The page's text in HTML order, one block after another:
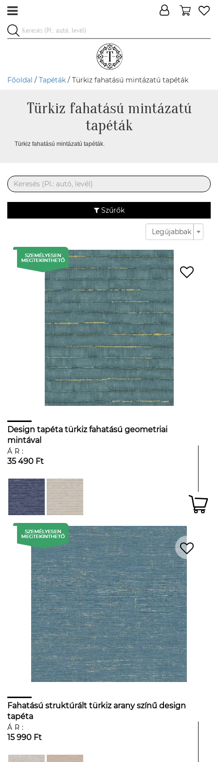
Főoldal / Tapéták / Türkiz fahatású mintázatú tapéták
Türkiz fahatású mintázatú
tapéták
Türkiz fahatású mintázatú tapéták.
Szűrők
Legújabbak
Design tapéta türkiz fahatású geometriai
mintával
ÁR:
35 490 Ft
Fahatású struktúrált türkiz arany színű design
tapéta
ÁR:
15 990 Ft